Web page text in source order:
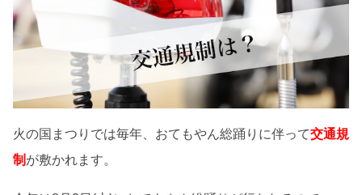
火の国まつりでは毎年、おてもやん総踊りに伴って交通規
制 が敷かれます。